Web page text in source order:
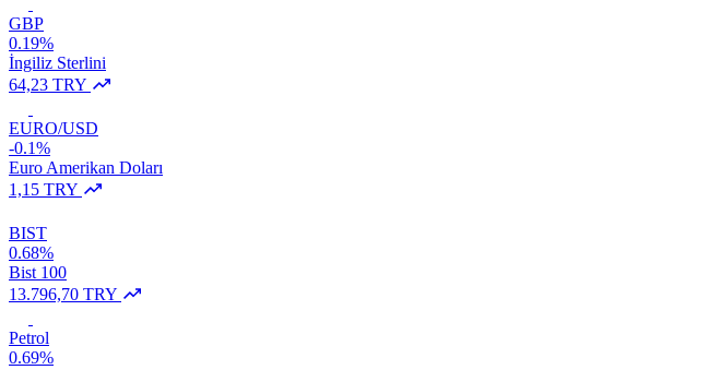
GBP
0.19%
İngiliz Sterlini
64,23 TRY
EURO/USD
-0.1%
Euro Amerikan Doları
1,15 TRY
BIST
0.68%
Bist 100
13.796,70 TRY
Petrol
0.69%